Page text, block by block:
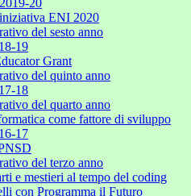
20
ENI 2020
del sesto anno
19
Grant
del quinto anno
18
del quarto anno
come fattore di sviluppo
17
del terzo anno
e mestieri al tempo del coding
con Programma il Futuro